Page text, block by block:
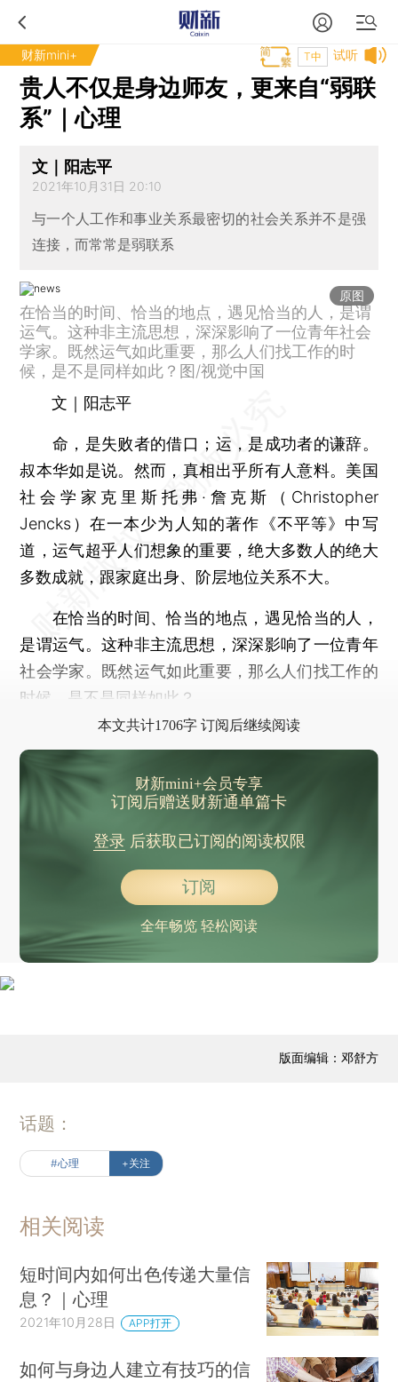
财新mini+ 试听
T中
贵人不仅是身边师友，更来自“弱联
系”｜心理
文｜阳志平
2021年10月31日 20:10
与一个人工作和事业关系最密切的社会关系并不是强
连接，而常常是弱联系
原图
在恰当的时间、恰当的地点，遇见恰当的人，是谓
运气。这种非主流思想，深深影响了一位青年社会
学家。既然运气如此重要，那么人们找工作的时
候，是不是同样如此？图/视觉中国
文｜阳志平
命，是失败者的借口；运，是成功者的谦辞。
叔本华如是说。然而，真相出乎所有人意料。美国
社会学家克里斯托弗·詹克斯（Christopher
Jencks）在一本少为人知的著作《不平等》中写
道，运气超乎人们想象的重要，绝大多数人的绝大
多数成就，跟家庭出身、阶层地位关系不大。
在恰当的时间、恰当的地点，遇见恰当的人，
是谓运气。这种非主流思想，深深影响了一位青年
社会学家。既然运气如此重要，那么人们找工作的
时候，是不是同样如此？
本文共计1706字 订阅后继续阅读
财新mini+会员专享
订阅后赠送财新通单篇卡
登录后获取已订阅的阅读权限
订阅
全年畅览 轻松阅读
版面编辑：邓舒方
话题：
#心理 +关注
相关阅读
短时间内如何出色传递大量信
息？｜心理
2021年10月28日 APP打开
如何与身边人建立有技巧的信